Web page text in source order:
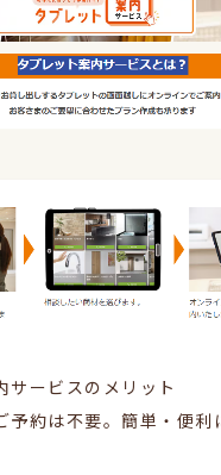
ービスのメリット
予約は不要。簡単・便利